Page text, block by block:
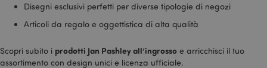
Disegni esclusivi perfetti per diverse tipologie di negozi
Articoli da regalo e oggettistica di alta qualità
Scopri subito i prodotti Jan Pashley all’ingrosso e arricchisci il tuo
assortimento con design unici e licenza ufficiale.
.www.puckator.it